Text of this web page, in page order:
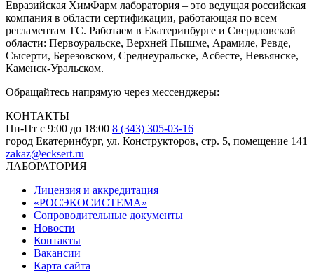
Евразийская ХимФарм лаборатория – это ведущая российская
компания в области сертификации, работающая по всем
регламентам ТС. Работаем в Екатеринбурге и Свердловской
области: Первоуральске, Верхней Пышме, Арамиле, Ревде,
Сысерти, Березовском, Среднеуральске, Асбесте, Невьянске,
Каменск-Уральском.
Обращайтесь напрямую через мессенджеры:
КОНТАКТЫ
Пн-Пт с 9:00 до 18:00 8 (343) 305-03-16
город Екатеринбург, ул. Конструкторов, стр. 5, помещение 141
zakaz@ecksert.ru
ЛАБОРАТОРИЯ
Лицензия и аккредитация
«РОСЭКОСИСТЕМА»
Сопроводительные документы
Новости
Контакты
Вакансии
Карта сайта